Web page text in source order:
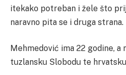
itekako potreban i žele što
naravno pita se i druga strana.
Mehmedović ima 22 godine, a
tuzlansku Slobodu te